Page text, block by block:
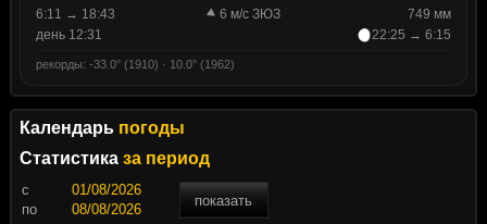
6:11 → 18:43
6 м/с ЗЮЗ
749 мм
день 12:31
22:25 → 6:15
рекорды: -33.0° (1910) · 10.0° (1962)
Календарь погоды
Статистика за период
c
показать
по